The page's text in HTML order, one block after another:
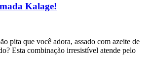
Kalage!
pita que você adora, assado com azeite de
Esta combinação irresistível atende pelo